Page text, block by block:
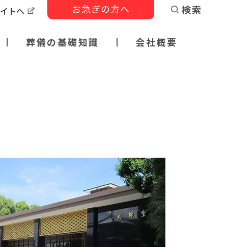
トへ お急ぎの方へ
葬儀の基礎知識 会社概要
検索